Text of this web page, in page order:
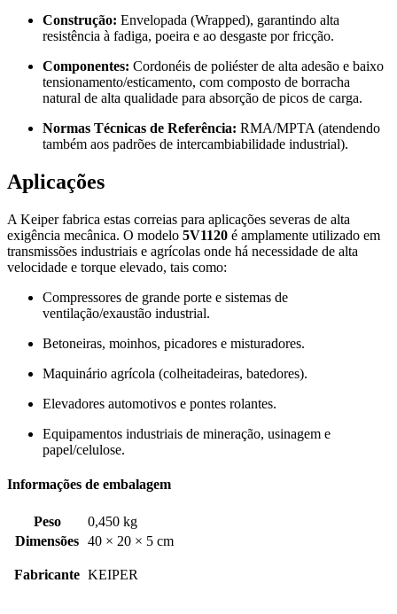
Construção: Envelopada (Wrapped), garantindo alta
resistência à fadiga, poeira e ao desgaste por fricção.
Componentes: Cordonéis de poliéster de alta adesão e baixo
tensionamento/esticamento, com composto de borracha
natural de alta qualidade para absorção de picos de carga.
Normas Técnicas de Referência: RMA/MPTA (atendendo
também aos padrões de intercambiabilidade industrial).
Aplicações
A Keiper fabrica estas correias para aplicações severas de alta
exigência mecânica. O modelo 5V1120 é amplamente utilizado em
transmissões industriais e agrícolas onde há necessidade de alta
velocidade e torque elevado, tais como:
Compressores de grande porte e sistemas de
ventilação/exaustão industrial.
Betoneiras, moinhos, picadores e misturadores.
Maquinário agrícola (colheitadeiras, batedores).
Elevadores automotivos e pontes rolantes.
Equipamentos industriais de mineração, usinagem e
papel/celulose.
Informações de embalagem
Peso
0,450 kg
Dimensões 40 × 20 × 5 cm
Fabricante KEIPER